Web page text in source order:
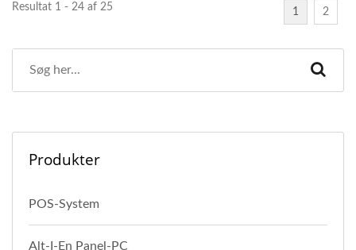
Resultat 1 - 24 af 25 1 2
Produkter
POS-System
Alt-I-En Panel-PC